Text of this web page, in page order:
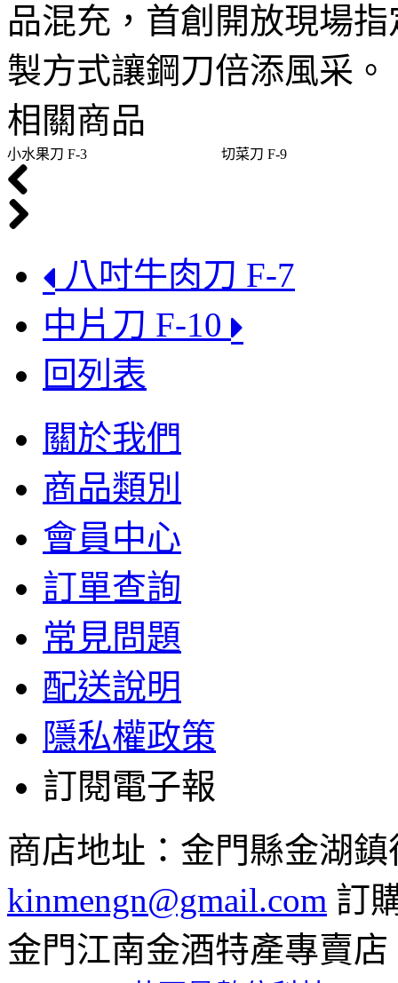
品混充，首創開放現場
製方式讓鋼刀倍添風采。
相關商品
小水果刀 F-3 切菜刀 F-9
八吋牛肉刀 F-7
中片刀 F-10
回列表
關於我們
商品類別
會員中心
訂單查詢
常見問題
配送說明
隱私權政策
訂閱電子報
商店地址：金門縣金湖
kinmengn@gmail.com 訂
金門江南金酒特產專賣店